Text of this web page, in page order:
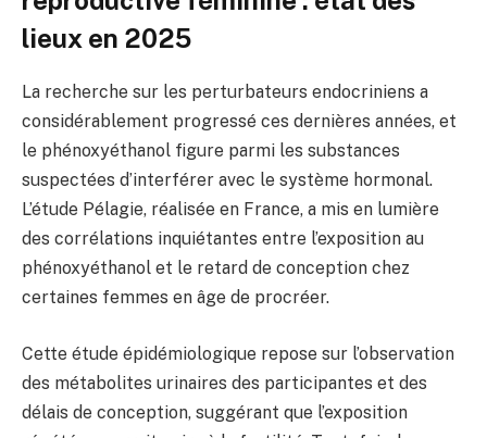
lieux en 2025
La recherche sur les perturbateurs endocriniens a
considérablement progressé ces dernières années, et
le phénoxyéthanol figure parmi les substances
suspectées d’interférer avec le système hormonal.
L’étude Pélagie, réalisée en France, a mis en lumière
des corrélations inquiétantes entre l’exposition au
phénoxyéthanol et le retard de conception chez
certaines femmes en âge de procréer.
Cette étude épidémiologique repose sur l’observation
des métabolites urinaires des participantes et des
délais de conception, suggérant que l’exposition